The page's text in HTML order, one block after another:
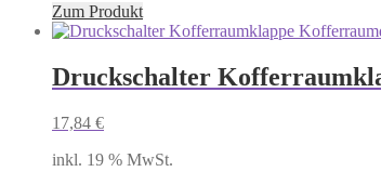
Zum Produkt
Druckschalter
17,84 €
inkl. 19 % MwSt.